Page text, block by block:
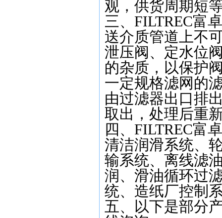
观，供货周期短
三、FILTREC富
送介质管道上不
泄压阀、定水位
的杂质，以保护
一定规格滤网的
由过滤器出口排
取出，处理后重
四、FILTREC富
清洁润滑系统、
输系统、离线滤
润、滑油循环过
统、造纸厂控制
五、以下是部分